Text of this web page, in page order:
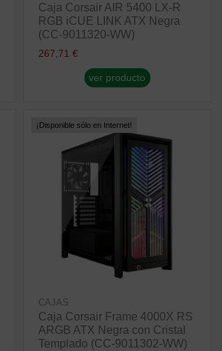
Caja Corsair AIR 5400 LX-R
RGB iCUE LINK ATX Negra
(CC-9011320-WW)
267,71 €
ver producto
¡Disponible sólo en Internet!
CAJAS
Caja Corsair Frame 4000X RS
ARGB ATX Negra con Cristal
Templado (CC-9011302-WW)